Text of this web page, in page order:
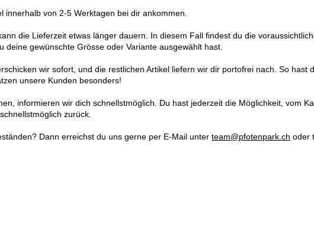
von 2-5 Werktagen bei dir ankommen.
die Lieferzeit etwas länger dauern. In diesem Fall findest du die
gewünschte Grösse oder Variante ausgewählt hast.
wir sofort, und die restlichen Artikel liefern wir dir portofrei nach. So hast
unsere Kunden besonders!
informieren wir dich schnellstmöglich. Du hast jederzeit die Möglichkeit, vom
zurück.
Dann erreichst du uns gerne per E-Mail unter team@pfotenpark.ch oder